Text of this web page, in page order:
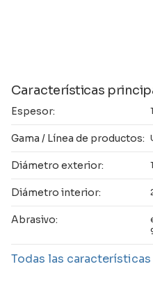
Características
Espesor:
Gama / Línea de productos:
Diámetro exterior:
Diámetro interior:
Abrasivo:
Todas las características